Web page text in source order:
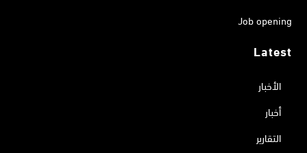
Job opening
Latest
الأخبار
أخبار
التقارير